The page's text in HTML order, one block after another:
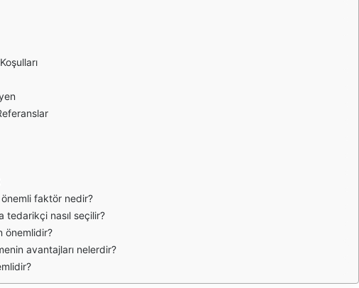
önemli faktör nedir?
tedarikçi nasıl seçilir?
önemlidir?
avantajları nelerdir?